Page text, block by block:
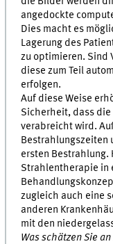
angedockte
Dies macht es
Lagerung des
zu optimieren. Sind
diese zum Teil
erfolgen.
Auf diese Weise
Sicherheit, dass
verabreicht wird.
Bestrahlungszeiten
ersten Bestrahlung.
Strahlentherapie in
zugleich auch eine
anderen
mit den
Was schätzen Sie